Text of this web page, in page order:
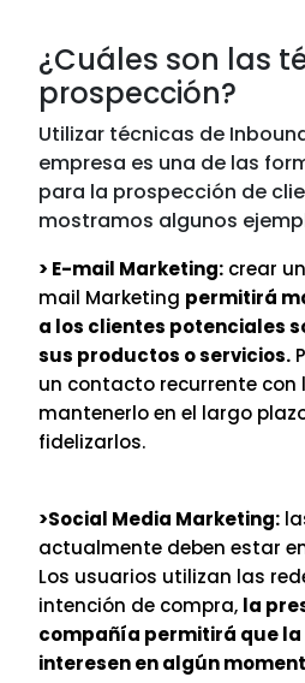
¿Cuáles son las
prospección?
Utilizar técnicas de
empresa es una de las
para la prospección de
mostramos algunos
> E-mail Marketing: crear
mail Marketing permitirá
a los clientes potenciales
sus productos o servicios.
un contacto recurrente con
mantenerlo en el largo
fidelizarlos.
>Social Media Marketing:
actualmente deben estar
Los usuarios utilizan las
intención de compra, la
compañía permitirá que la
interesen en algún